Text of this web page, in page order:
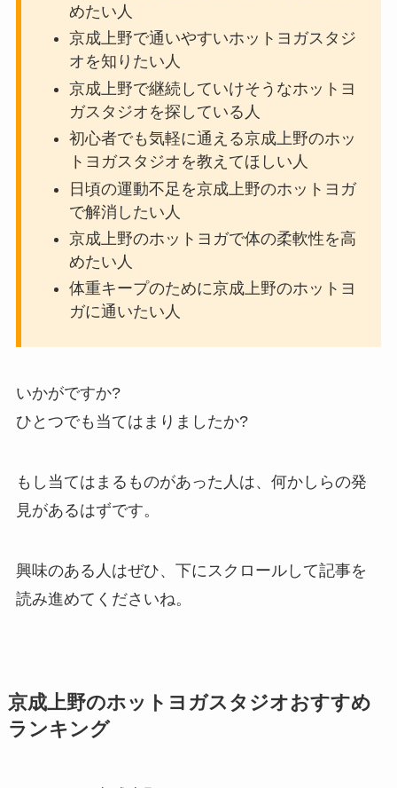
めたい人
京成上野で通いやすいホットヨガスタジ
オを知りたい人
京成上野で継続していけそうなホットヨ
ガスタジオを探している人
初心者でも気軽に通える京成上野のホッ
トヨガスタジオを教えてほしい人
日頃の運動不足を京成上野のホットヨガ
で解消したい人
京成上野のホットヨガで体の柔軟性を高
めたい人
体重キープのために京成上野のホットヨ
ガに通いたい人
いかがですか?
ひとつでも当てはまりましたか?
もし当てはまるものがあった人は、何かしらの発
見があるはずです。
興味のある人はぜひ、下にスクロールして記事を
読み進めてくださいね。
京成上野のホットヨガスタジオおすすめ
ランキング